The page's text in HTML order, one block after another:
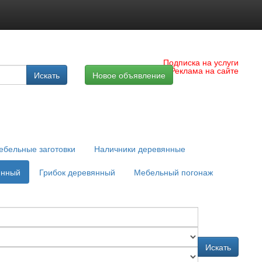
Подписка на услуги
Реклама на сайте
Искать Новое объявление
заготовки
Наличники деревянные
Грибок деревянный Мебельный погонаж
Искать